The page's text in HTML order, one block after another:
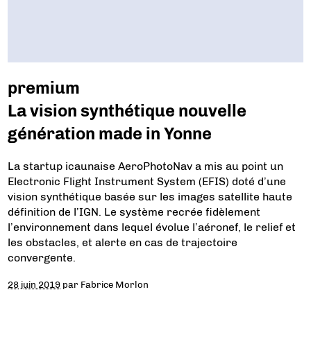
premium
La vision synthétique nouvelle
génération made in Yonne
La startup icaunaise AeroPhotoNav a mis au point un
Electronic Flight Instrument System (EFIS) doté d’une
vision synthétique basée sur les images satellite haute
définition de l’IGN. Le système recrée fidèlement
l’environnement dans lequel évolue l’aéronef, le relief et
les obstacles, et alerte en cas de trajectoire
convergente.
28 juin 2019 par Fabrice Morlon